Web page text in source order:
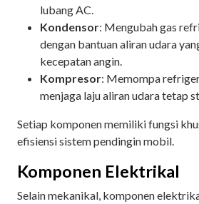
lubang AC.
Kondensor: Mengubah gas
dengan bantuan aliran udara
kecepatan angin.
Kompresor: Memompa
menjaga laju aliran udara tetap
Setiap komponen memiliki fungsi
efisiensi sistem pendingin mobil.
Komponen Elektrikal
Selain mekanikal, komponen